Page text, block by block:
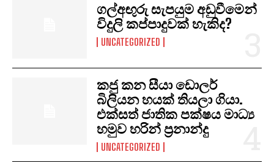
ගල්අඟුරු සැපයුම අඩුවීමෙන්
විදුලි කප්පාදුවක් හැකිද?
UNCATEGORIZED
කජු කන සීයා ඩොලර්
බිලියන හයක් තියලා ගියා.
එක්සත් ජාතික පක්ෂය මාධ්‍ය
හමුව හරින් ප්‍රනාන්දු
UNCATEGORIZED